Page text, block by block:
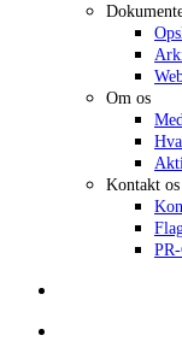
Om os
Kontakt os